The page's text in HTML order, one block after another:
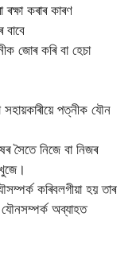
কৰাৰ কাৰণ
বাবে
জোৰ কৰি বা হেচা
সহায়কাৰীয়ে পত্নীক যৌন
সৈতে নিজে বা নিজৰ
কৰিবলগীয়া হয় তাৰ
অব্যাহত